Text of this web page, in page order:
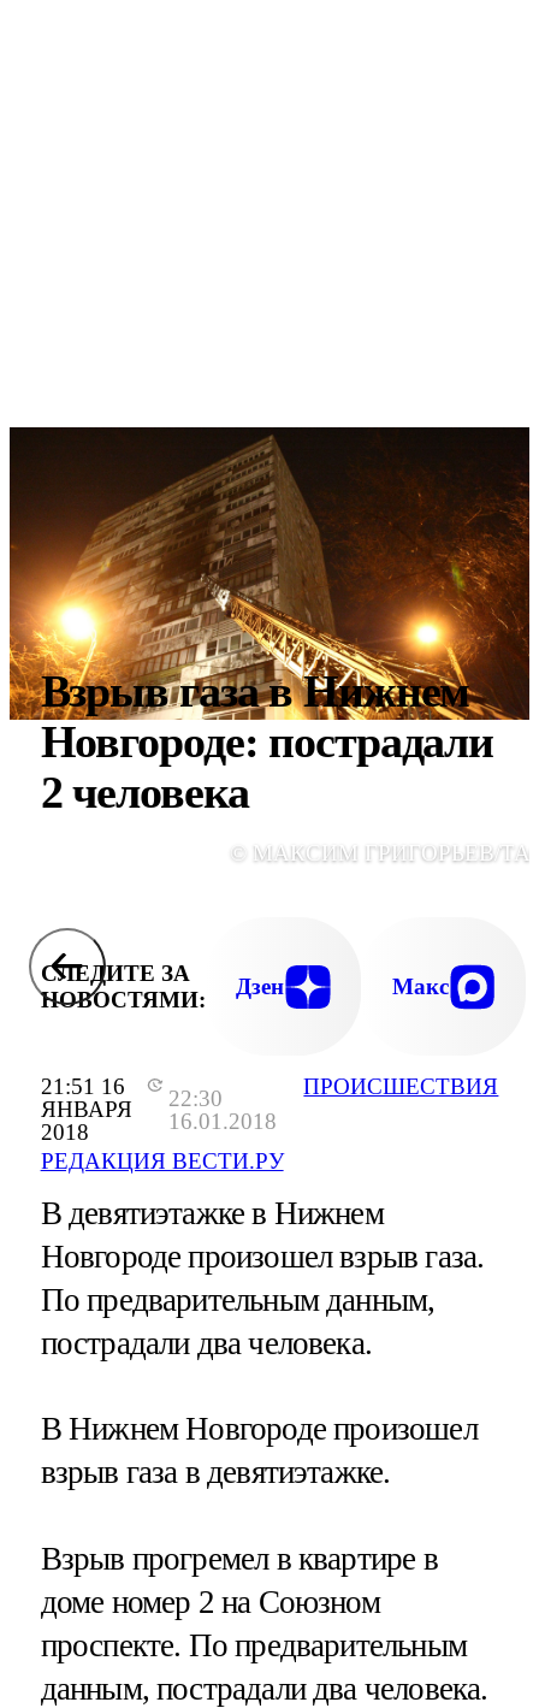
21:51 16
ЯНВАРЯ
2018
22:30
16.01.2018
РЕДАКЦИЯ ВЕСТИ.РУ
ПРОИСШЕСТВИЯ
Взрыв газа в Нижнем
Новгороде: пострадали
2 человека
© МАКСИМ ГРИГОРЬЕВ/
СЛЕДИТЕ ЗА
НОВОСТЯМИ:
Дзен Макс
В девятиэтажке в Нижнем
Новгороде произошел взрыв газа.
По предварительным данным,
пострадали два человека.
В Нижнем Новгороде произошел
взрыв газа в девятиэтажке.
Взрыв прогремел в квартире в
доме номер 2 на Союзном
проспекте. По предварительным
данным, пострадали два человека.